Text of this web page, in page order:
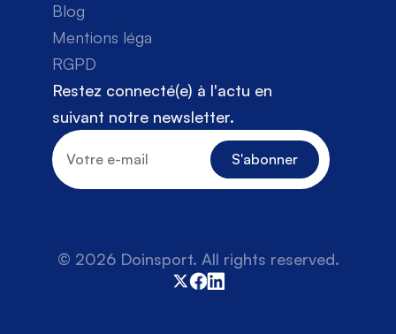
Blog
Mentions légales
RGPD
Restez connecté(e) à l'actu en
suivant notre newsletter.
© 2026 Doinsport. All rights reserved.